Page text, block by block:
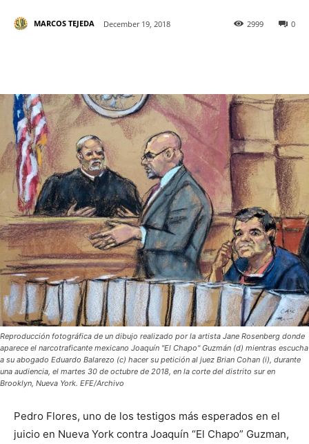
MARCOS TEJEDA December 19, 2018 0
2999
Reproducción fotográfica de un dibujo realizado por la artista Jane Rosenberg donde
aparece el narcotraficante mexicano Joaquín "El Chapo" Guzmán (d) mientras escucha
a su abogado Eduardo Balarezo (c) hacer su petición al juez Brian Cohan (i), durante
una audiencia, el martes 30 de octubre de 2018, en la corte del distrito sur en
Brooklyn, Nueva York. EFE/Archivo
Pedro Flores, uno de los testigos más esperados en el
juicio en Nueva York contra Joaquín “El Chapo” Guzman,